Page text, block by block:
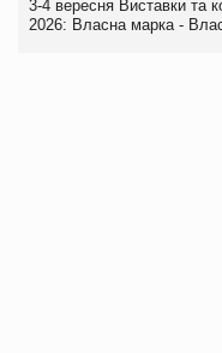
3-4 вересня Виставки та
2026: Власна марка -